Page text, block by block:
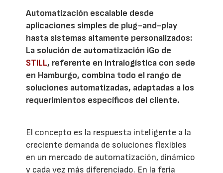
Automatización escalable desde
aplicaciones simples de plug-and-play
hasta sistemas altamente personalizados:
La solución de automatización iGo de
STILL, referente en intralogística con sede
en Hamburgo, combina todo el rango de
soluciones automatizadas, adaptadas a los
requerimientos específicos del cliente.
El concepto es la respuesta inteligente a la
creciente demanda de soluciones flexibles
en un mercado de automatización, dinámico
y cada vez más diferenciado. En la feria